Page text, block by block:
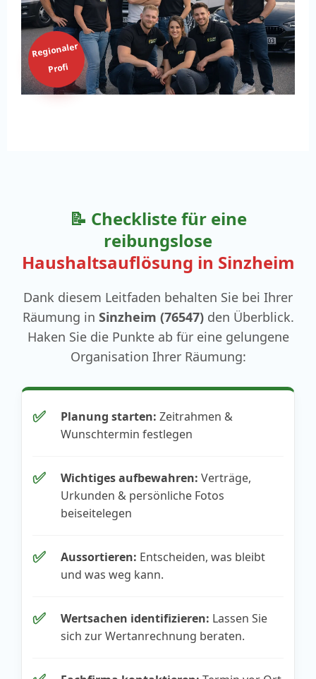
Regionaler
Profi
📝 Checkliste für eine
reibungslose
Haushaltsauflösung in Sinzheim
Dank diesem Leitfaden behalten Sie bei Ihrer
Räumung in Sinzheim (76547)den Überblick.
Haken Sie die Punkte ab für eine gelungene
Organisation Ihrer Räumung:
✅ Planung starten: Zeitrahmen &
Wunschtermin festlegen
✅ Wichtiges aufbewahren: Verträge,
Urkunden & persönliche Fotos
beiseitelegen
✅ Aussortieren: Entscheiden, was bleibt
und was weg kann.
✅ Wertsachen identifizieren: Lassen Sie
sich zur Wertanrechnung beraten.